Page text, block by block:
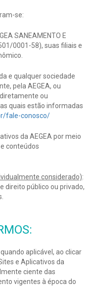
se:
SANEAMENTO E
0001-58), suas filiais e
e qualquer sociedade
pela AEGEA, ou
ou
quais estão informadas
fale-conosco/
da AEGEA por meio
conteúdos
considerado):
direito público ou privado,
aplicável, ao clicar
e Aplicativos da
ciente das
vigentes à época do